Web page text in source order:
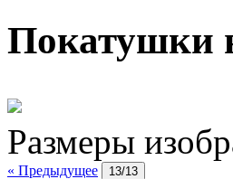
Покатушки
Размеры
« Предыдущее 13/13